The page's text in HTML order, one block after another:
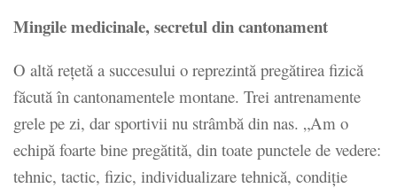
Mingile medicinale, secretul din cantonament
O altă rețetă a succesului o reprezintă pregătirea fizică
făcută în cantonamentele montane. Trei antrenamente
grele pe zi, dar sportivii nu strâmbă din nas. „Am o
echipă foarte bine pregătită, din toate punctele de vedere:
tehnic, tactic, fizic, individualizare tehnică, condiție